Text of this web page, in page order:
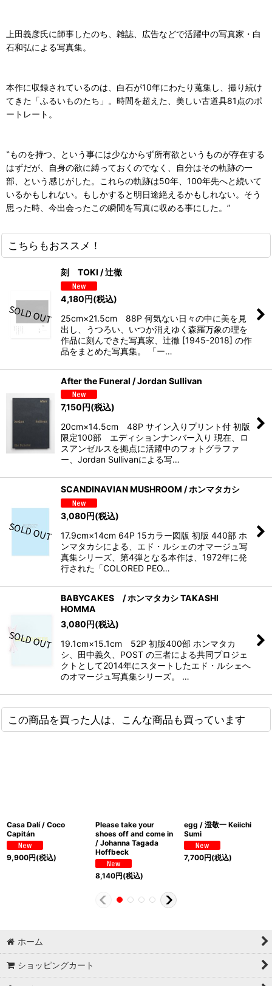
上田義彦氏に師事したのち、雑誌、広告などで活躍中の写真家・白
石和弘による写真集。
本作に収録されているのは、白石が10年にわたり蒐集し、撮り続け
てきた「ふるいものたち」。時間を超えた、美しい古道具81点のポ
ートレート。
‟ものを持つ、という事には少なからず所有欲というものが存在する
はずだが、自身の欲に縛っておくのでなく、自分はその軌跡の一
部、という感じがした。これらの軌跡は50年、100年先へと続いて
いるかもしれない。もしかすると明日途絶えるかもしれない。そう
思った時、今出会ったこの瞬間を写真に収める事にした。”
こちらもおススメ！
刻 TOKI / 辻徹
4,180円(税込)
25cm×21.5cm 88P 何気ない日々の中に美を見
出し、うつろい、いつか消えゆく森羅万象の理を
作品に刻んできた写真家、辻徹 [1945-2018] の作
品をまとめた写真集。 「ー…
After the Funeral / Jordan Sullivan
7,150円(税込)
20cm×14.5cm 48P サイン入りプリント付 初版
限定100部 エディションナンバー入り 現在、ロ
スアンゼルスを拠点に活躍中のフォトグラファ
ー、Jordan Sullivanによる写…
SCANDINAVIAN MUSHROOM / ホンマタカシ
3,080円(税込)
17.9cm×14cm 64P 15カラー図版 初版 440部 ホ
ンマタカシによる、エド・ルシェのオマージュ写
真集シリーズ、第4弾となる本作は、1972年に発
行された「COLORED PEO…
BABYCAKES / ホンマタカシ TAKASHI
HOMMA
3,080円(税込)
19.1cm×15.1cm 52P 初版400部 ホンマタカ
シ、田中義久、POST の三者による共同プロジェ
クトとして2014年にスタートしたエド・ルシェへ
のオマージュ写真集シリーズ。 …
この商品を買った人は、こんな商品も買っています
Casa Dalí / Coco
Capitán
9,900円(税込)
Please take your
shoes off and come in
/ Johanna Tagada
Hoffbeck
8,140円(税込)
egg / 澄敬一 Keiichi
Sumi
7,700円(税込)
ホーム
ショッピングカート